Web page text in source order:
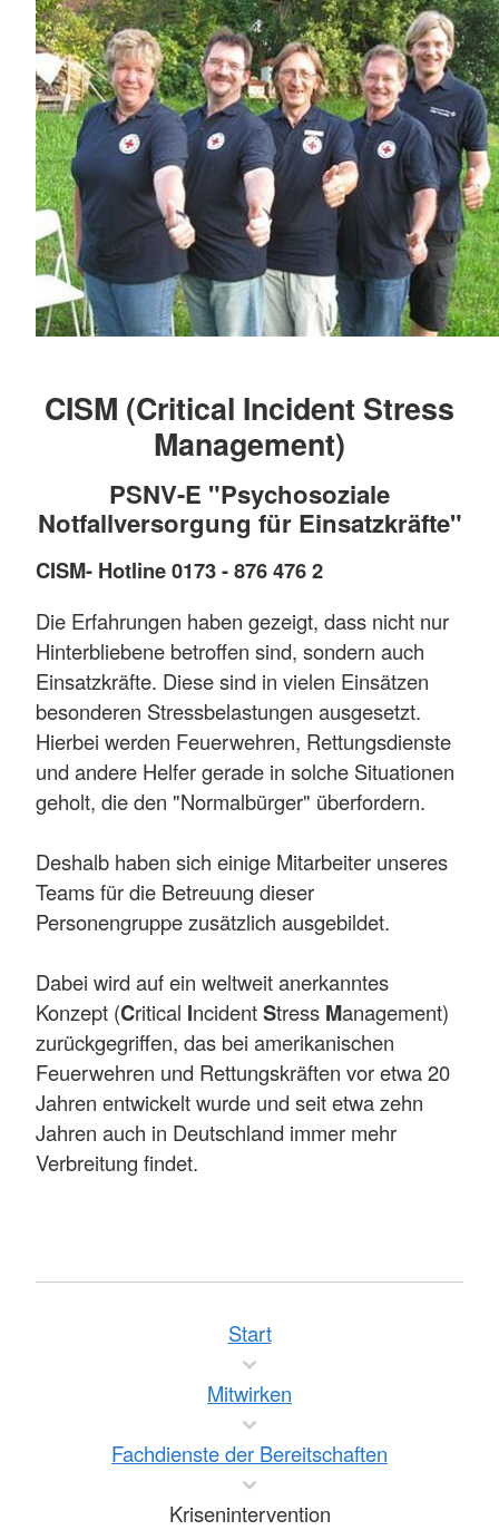
CISM (Critical Incident Stress
Management)
PSNV-E "Psychosoziale
Notfallversorgung für Einsatzkräfte"
CISM- Hotline 0173 - 876 476 2
Die Erfahrungen haben gezeigt, dass nicht nur
Hinterbliebene betroffen sind, sondern auch
Einsatzkräfte. Diese sind in vielen Einsätzen
besonderen Stressbelastungen ausgesetzt.
Hierbei werden Feuerwehren, Rettungsdienste
und andere Helfer gerade in solche Situationen
geholt, die den "Normalbürger" überfordern.
Deshalb haben sich einige Mitarbeiter unseres
Teams für die Betreuung dieser
Personengruppe zusätzlich ausgebildet.
Dabei wird auf ein weltweit anerkanntes
Konzept (Critical IncidentStress Management)
zurückgegriffen, das bei amerikanischen
Feuerwehren und Rettungskräften vor etwa 20
Jahren entwickelt wurde und seit etwa zehn
Jahren auch in Deutschland immer mehr
Verbreitung findet.
Start
Mitwirken
Fachdienste der Bereitschaften
Krisenintervention